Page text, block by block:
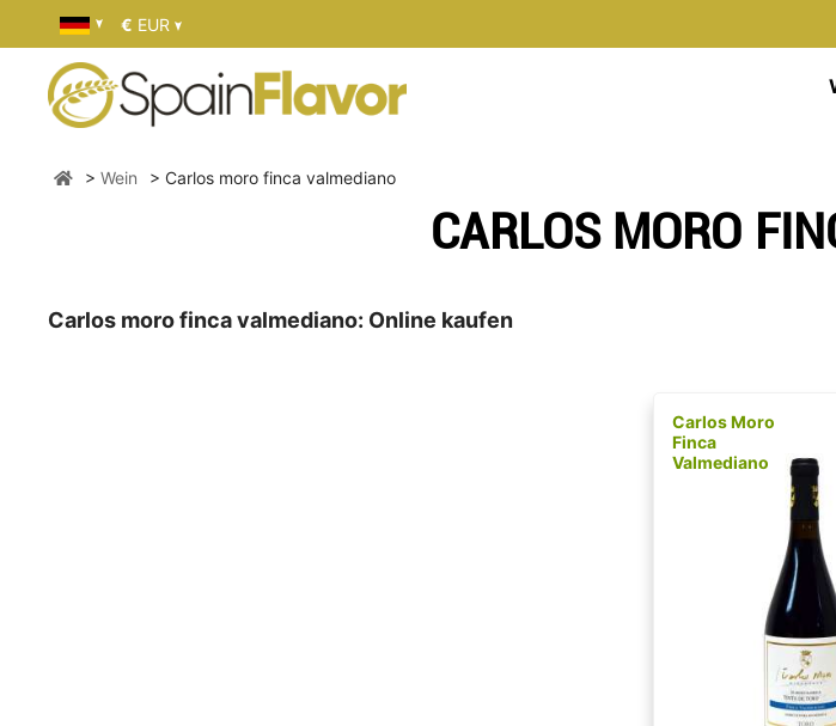
CARLOS MORO
Carlos moro finca valmediano: Online kaufen
Carlos Moro
Finca
Valmediano
€ EUR
Wein Carlos moro finca valmediano